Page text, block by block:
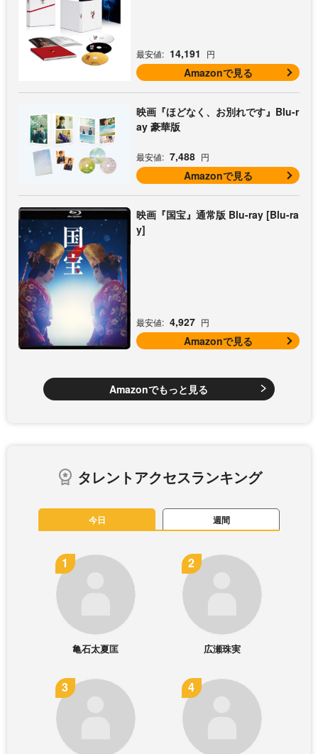
最安値: 14,191 円
Amazonで見る
映画『ほどなく、お別れです』Blu-r
ay 豪華版
最安値: 7,488 円
Amazonで見る
映画『国宝』通常版 Blu-ray [Blu-ra
y]
最安値: 4,927 円
Amazonで見る
Amazonでもっと見る
タレントアクセスランキング
今日 週間
亀石太夏匡 広瀬珠実